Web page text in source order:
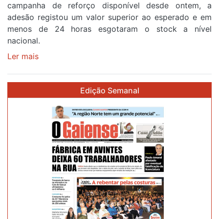
etapa
da
87ª
Volta
campanha de reforço disponível desde ontem, a
adesão registou um valor superior ao esperado e em
menos de 24 horas esgotaram o stock a nível
nacional.
Ler mais
eclipse
solar
esgotam
menos
horas
Edição Semanal